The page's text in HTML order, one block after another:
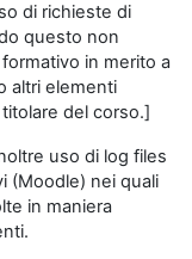
di richieste di
questo non
in merito a
altri elementi
del corso.]
uso di log files
(Moodle) nei quali
in maniera